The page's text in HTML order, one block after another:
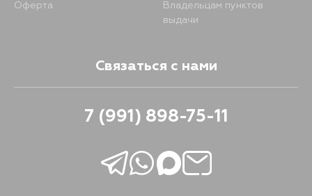
Оферта
Владельцам пунктов
выдачи
Связаться с нами
7 (991) 898-75-11